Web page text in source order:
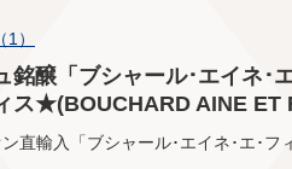
）
銘醸「ブシャール･エイネ･
ス★(BOUCHARD AINE ET
直輸入「ブシャール･エイネ･エ･フ